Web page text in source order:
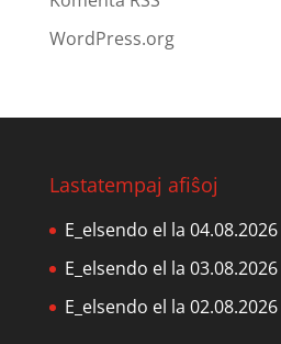
WordPress.org
Lastatempaj afiŝoj
E_elsendo el la 04.08.2026
E_elsendo el la 03.08.2026
E_elsendo el la 02.08.2026